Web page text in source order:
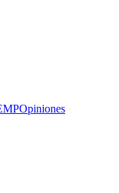
Opiniones